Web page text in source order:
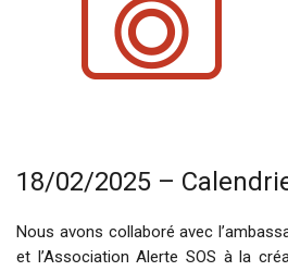
18/02/2025 –
Nous avons collaboré avec
et l’Association Alerte SOS à la